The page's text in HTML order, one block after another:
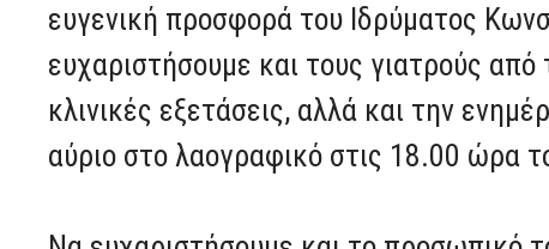
ευγενική προσφορά του Ιδρύματος
ευχαριστήσουμε και τους γιατρούς
κλινικές εξετάσεις, αλλά και την
αύριο στο λαογραφικό στις 18.00 ώρα